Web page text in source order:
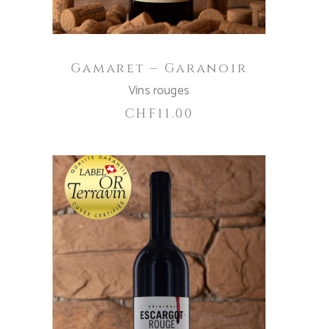
Gamaret – Garanoir
Vins rouges
CHF 11.00